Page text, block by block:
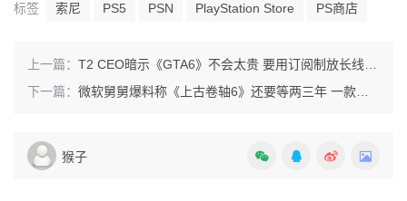
标签 索尼 PS5 PSN PlayStation Store PS商店
上一篇： T2 CEO暗示《GTA6》不会太贵 要用订阅制放长线钓大鱼
下一篇： 微软舅舅爆料称《上古卷轴6》还要等两三年 一款辐射重制明年发售
猴子